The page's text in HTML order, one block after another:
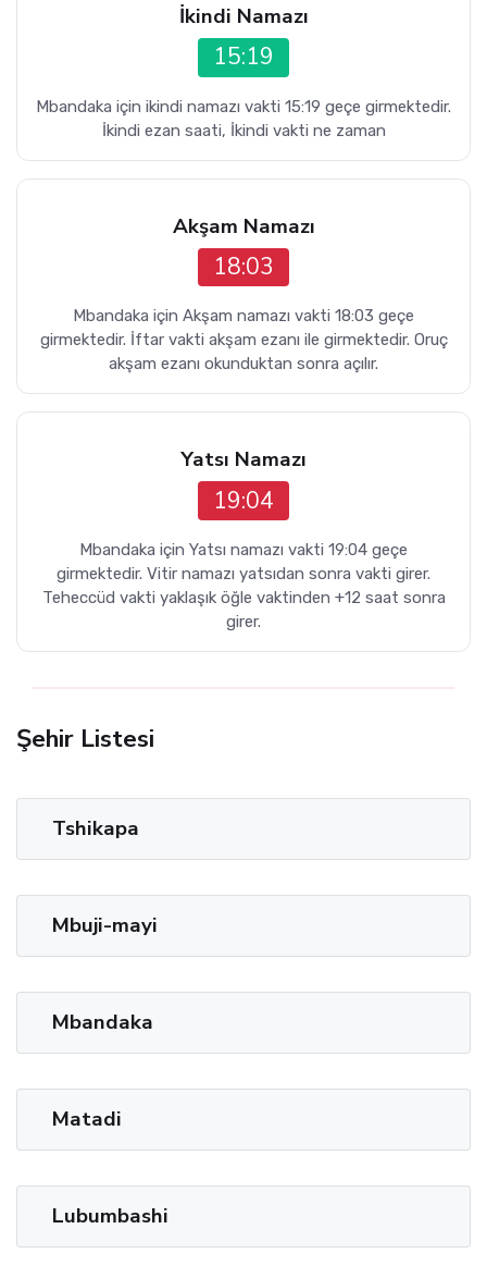
İkindi Namazı
15:19
Mbandaka için ikindi namazı vakti 15:19 geçe girmektedir.
İkindi ezan saati, İkindi vakti ne zaman
Akşam Namazı
18:03
Mbandaka için Akşam namazı vakti 18:03 geçe
girmektedir. İftar vakti akşam ezanı ile girmektedir. Oruç
akşam ezanı okunduktan sonra açılır.
Yatsı Namazı
19:04
Mbandaka için Yatsı namazı vakti 19:04 geçe
girmektedir. Vitir namazı yatsıdan sonra vakti girer.
Teheccüd vakti yaklaşık öğle vaktinden +12 saat sonra
girer.
Şehir Listesi
Tshikapa
Mbuji-mayi
Mbandaka
Matadi
Lubumbashi